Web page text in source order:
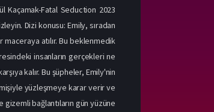
Kaçamak-Fatal Seduction 2023
Dizi konusu: Emily, sıradan
atılır. Bu beklenmedik
insanların gerçekleri ne
kalır. Bu şüpheler, Emily'nin
yüzleşmeye karar verir ve
bağlantıların gün yüzüne